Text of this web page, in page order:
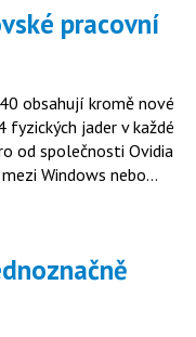
obsahují kromě nové
jader v každé
od společnosti Ovidia
Windows nebo…